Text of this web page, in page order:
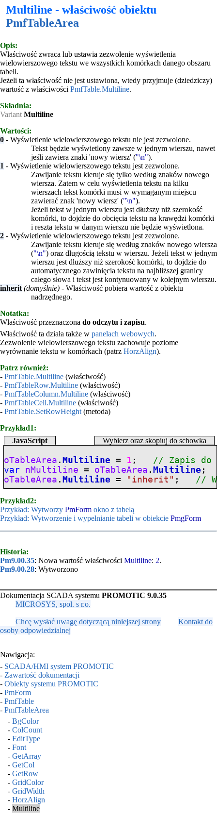
Multiline - właściwość obiektu
PmfTableArea
Opis:
Właściwość zwraca lub ustawia zezwolenie wyświetlenia
wielowierszowego tekstu we wszystkich komórkach danego obszaru
tabeli.
Jeżeli ta właściwość nie jest ustawiona, wtedy przyjmuje (dziedziczy)
wartość z właściwości PmfTable.Multiline.
Składnia:
Variant Multiline
Wartości:
0 - Wyświetlenie wielowierszowego tekstu nie jest zezwolone.
Tekst będzie wyświetlony zawsze w jednym wierszu, nawet
jeśli zawiera znaki 'nowy wiersz' ("\n").
1 - Wyświetlenie wielowierszowego tekstu jest zezwolone.
Zawijanie tekstu kieruje się tylko według znaków nowego
wiersza. Zatem w celu wyświetlenia tekstu na kilku
wierszach tekst komórki musi w wymaganym miejscu
zawierać znak 'nowy wiersz' ("\n").
Jeżeli tekst w jednym wierszu jest dłuższy niż szerokość
komórki, to dojdzie do obcięcia tekstu na krawędzi komórki
i reszta tekstu w danym wierszu nie będzie wyświetlona.
2 - Wyświetlenie wielowierszowego tekstu jest zezwolone.
Zawijanie tekstu kieruje się według znaków nowego wiersza
("\n") oraz długością tekstu w wierszu. Jeżeli tekst w jednym
wierszu jest dłuższy niż szerokość komórki, to dojdzie do
automatycznego zawinięcia tekstu na najbliższej granicy
całego słowa i tekst jest kontynuowany w kolejnym wierszu.
inherit (domyślnie) - Właściwość pobiera wartość z obiektu
nadrzędnego.
Notatka:
Właściwość przeznaczona do odczytu i zapisu.
Właściwość ta działa także w panelach webowych.
Zezwolenie wielowierszowego tekstu zachowuje poziome
wyrównanie tekstu w komórkach (patrz HorzAlign).
Patrz również:
- PmfTable.Multiline (właściwość)
- PmfTableRow.Multiline (właściwość)
- PmfTableColumn.Multiline (właściwość)
- PmfTableCell.Multiline (właściwość)
- PmfTable.SetRowHeight (metoda)
Przykład1:
JavaScript
Wybierz oraz skopiuj do schowka
oTableArea .Multiline = 1 ; // Zapis do
var nMultiline = oTableArea .Multiline
oTableArea .Multiline = "inherit" ; //
Przykład2:
Przykład: Wytworzy PmForm okno z tabelą
Przykład: Wytworzenie i wypełnianie tabeli w obiekcie PmgForm
Historia:
Pm9.00.35: Nowa wartość właściwości Multiline: 2.
Pm9.00.28: Wytworzono
Dokumentacja SCADA systemu PROMOTIC 9.0.35
MICROSYS, spol. s r.o.
Chcę wysłać uwagę dotyczącą niniejszej strony
Kontakt do
osoby odpowiedzialnej
Nawigacja:
- SCADA/HMI system PROMOTIC
- Zawartość dokumentacji
- Obiekty systemu PROMOTIC
- PmForm
- PmfTable
- PmfTableArea
- BgColor
- ColCount
- EditType
- Font
- GetArray
- GetCol
- GetRow
- GridColor
- GridWidth
- HorzAlign
- Multiline